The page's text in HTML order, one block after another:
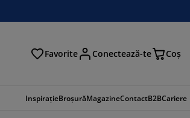
Favorite Conectează-te Coş
InspirațieBroșurăMagazineContactB2BCariere